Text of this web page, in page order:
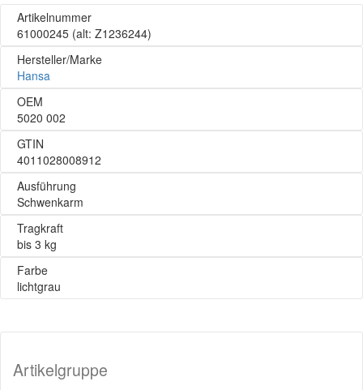
Artikelnummer
61000245 (alt: Z1236244)
Hersteller/Marke
Hansa
OEM
5020 002
GTIN
4011028008912
Ausführung
Schwenkarm
Tragkraft
bis 3 kg
Farbe
lichtgrau
Artikelgruppe